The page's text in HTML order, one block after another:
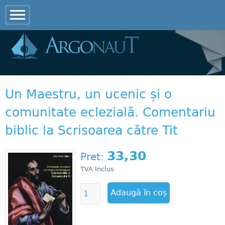
Un Maestru, un ucenic și o
comunitate eclezială. Comentariu
biblic la Scrisoarea către Tit
Pret: 33,30
TVA Inclus